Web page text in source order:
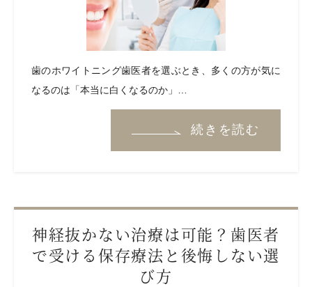
歯のホワイトニング歯医者を選ぶとき、多くの方が気に
なるのは「本当に白くなるのか」…
続きを読む
神経抜かない治療は可能？歯医者
で受ける保存療法と後悔しない選
び方